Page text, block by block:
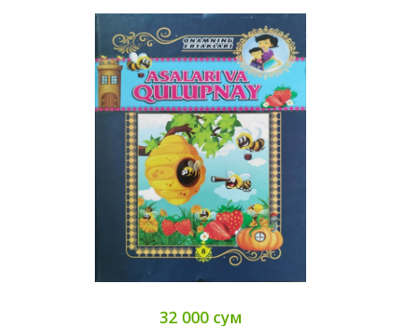
32 000 сум